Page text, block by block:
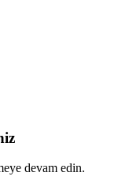
devam edin.